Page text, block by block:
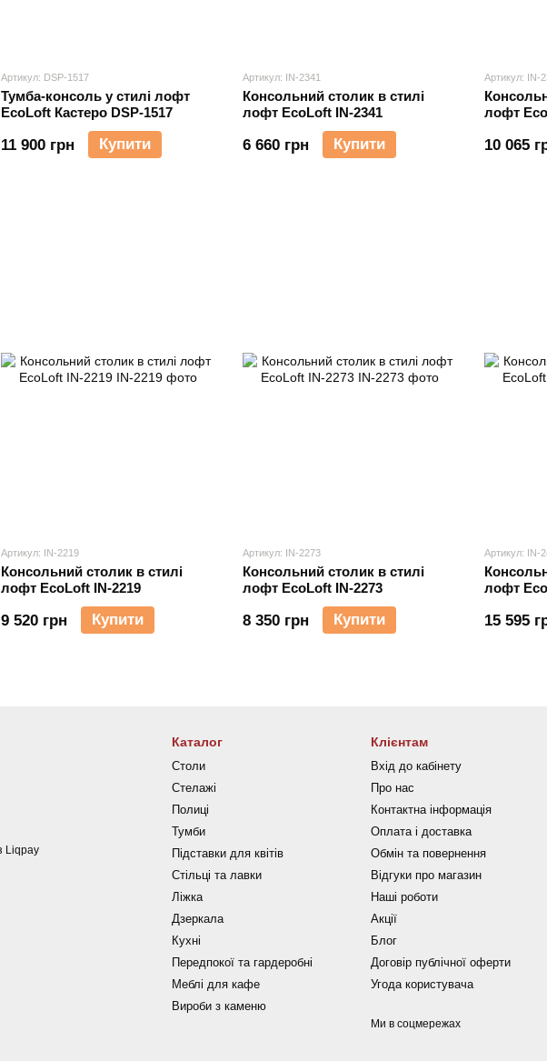
Артикул: DSP-1517
Тумба-консоль у стилі лофт
EcoLoft Кастеро DSP-1517
11 900 грн Купити
Артикул: IN-2341
Консольний столик в стилі
лофт EcoLoft IN-2341
6 660 грн Купити
Артикул: IN-
лофт
10 065
Артикул: IN-2219
Консольний столик в стилі
лофт EcoLoft IN-2219
9 520 грн Купити
Артикул: IN-2273
Консольний столик в стилі
лофт EcoLoft IN-2273
8 350 грн Купити
Артикул: IN-
лофт
15 595
Каталог
Столи
Стелажі
Полиці
Тумби
Підставки для квітів
Стільці та лавки
Ліжка
Дзеркала
Кухні
Передпокої та гардеробні
Меблі для кафе
Вироби з каменю
Клієнтам
Вхід до кабінету
Про нас
Контактна інформація
Оплата і доставка
Обмін та повернення
Відгуки про магазин
Наші роботи
Акції
Блог
Договір публічної оферти
Угода користувача
Ми в соцмережах